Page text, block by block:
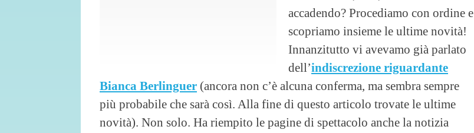
accadendo? Procediamo con ordine e
scopriamo insieme le ultime novità!
Innanzitutto vi avevamo già parlato
dell’indiscrezione riguardante
Bianca Berlinguer (ancora non c’è alcuna conferma, ma sembra sempre
più probabile che sarà così. Alla fine di questo articolo trovate le ultime
novità). Non solo. Ha riempito le pagine di spettacolo anche la notizia